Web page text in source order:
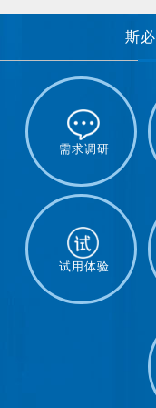
斯
需求调研
试用体验